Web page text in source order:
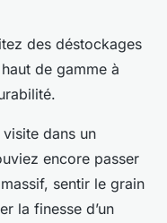
des déstockages
de gamme à
dans un
encore passer
sentir le grain
la finesse d’un